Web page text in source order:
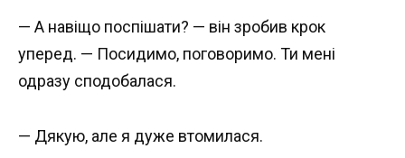
— А навіщо поспішати? — він зробив крок
уперед. — Посидимо, поговоримо. Ти мені
одразу сподобалася.
— Дякую, але я дуже втомилася.